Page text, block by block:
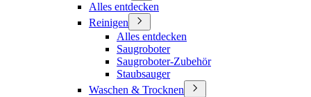
Alles entdecken
Reinigen
Alles entdecken
Saugroboter
Saugroboter-Zubehör
Staubsauger
Waschen & Trocknen